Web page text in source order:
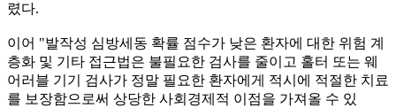
렸다.
이어 "발작성 심방세동 확률 점수가 낮은 환자에 대한 위험 계
층화 및 기타 접근법은 불필요한 검사를 줄이고 홀터 또는 웨
어러블 기기 검사가 정말 필요한 환자에게 적시에 적절한 치료
를 보장함으로써 상당한 사회경제적 이점을 가져올 수 있